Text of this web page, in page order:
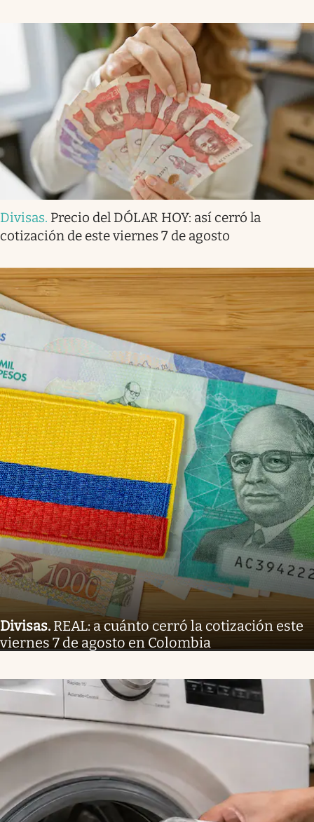
Divisas. Precio del DÓLAR HOY: así cerró la
cotización de este viernes 7 de agosto
Divisas. REAL: a cuánto cerró la cotización este
viernes 7 de agosto en Colombia